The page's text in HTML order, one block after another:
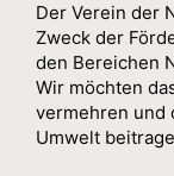
Der Verein der
Zweck der
den Bereichen
Wir möchten
vermehren und
Umwelt